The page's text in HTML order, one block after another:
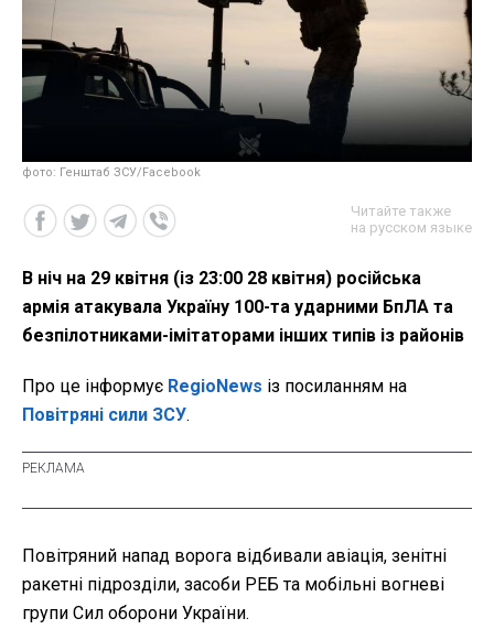
фото: Генштаб ЗСУ/Facebook
Читайте также
на русском языке
В ніч на 29 квітня (із 23:00 28 квітня) російська
армія атакувала Україну 100-та ударними БпЛА та
безпілотниками-імітаторами інших типів із районів
Про це інформує RegioNews із посиланням на
Повітряні сили ЗСУ.
Повітряний напад ворога відбивали авіація, зенітні
ракетні підрозділи, засоби РЕБ та мобільні вогневі
групи Сил оборони України.